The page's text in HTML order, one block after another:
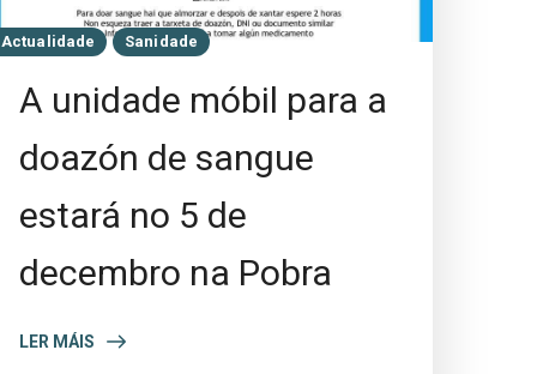
Actualidade Sanidade
A unidade móbil para a
doazón de sangue
estará no 5 de
decembro na Pobra
LER MÁIS